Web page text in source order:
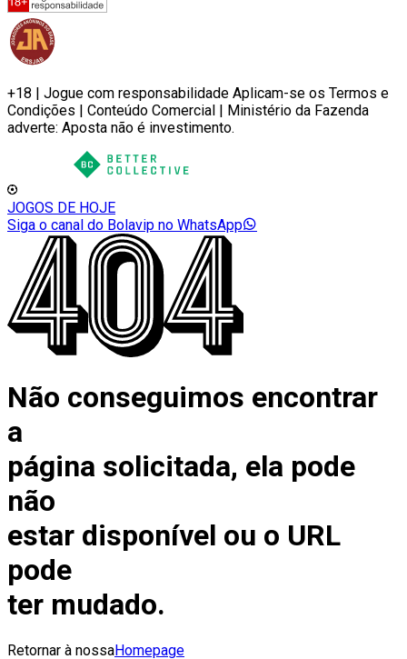
+18 | Jogue com responsabilidade Aplicam-se os Termos e
Condições | Conteúdo Comercial | Ministério da Fazenda
adverte: Aposta não é investimento.
JOGOS DE HOJE
Siga o canal do Bolavip no WhatsApp
Não conseguimos encontrar
a
página solicitada, ela pode
não
estar disponível ou o URL
pode
ter mudado.
Retornar à nossaHomepage